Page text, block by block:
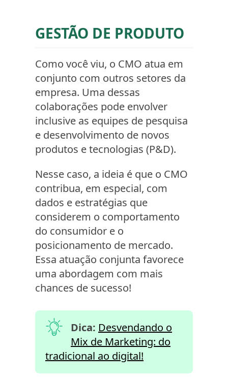
GESTÃO DE PRODUTO
Como você viu, o CMO atua em
conjunto com outros setores da
empresa. Uma dessas
colaborações pode envolver
inclusive as equipes de pesquisa
e desenvolvimento de novos
produtos e tecnologias (P&D).
Nesse caso, a ideia é que o CMO
contribua, em especial, com
dados e estratégias que
considerem o comportamento
do consumidor e o
posicionamento de mercado.
Essa atuação conjunta favorece
uma abordagem com mais
chances de sucesso!
Dica: Desvendando o
Mix de Marketing: do
tradicional ao digital!